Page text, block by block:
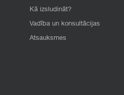
Kā izsludināt?
Vadība un konsultācijas
Atsauksmes